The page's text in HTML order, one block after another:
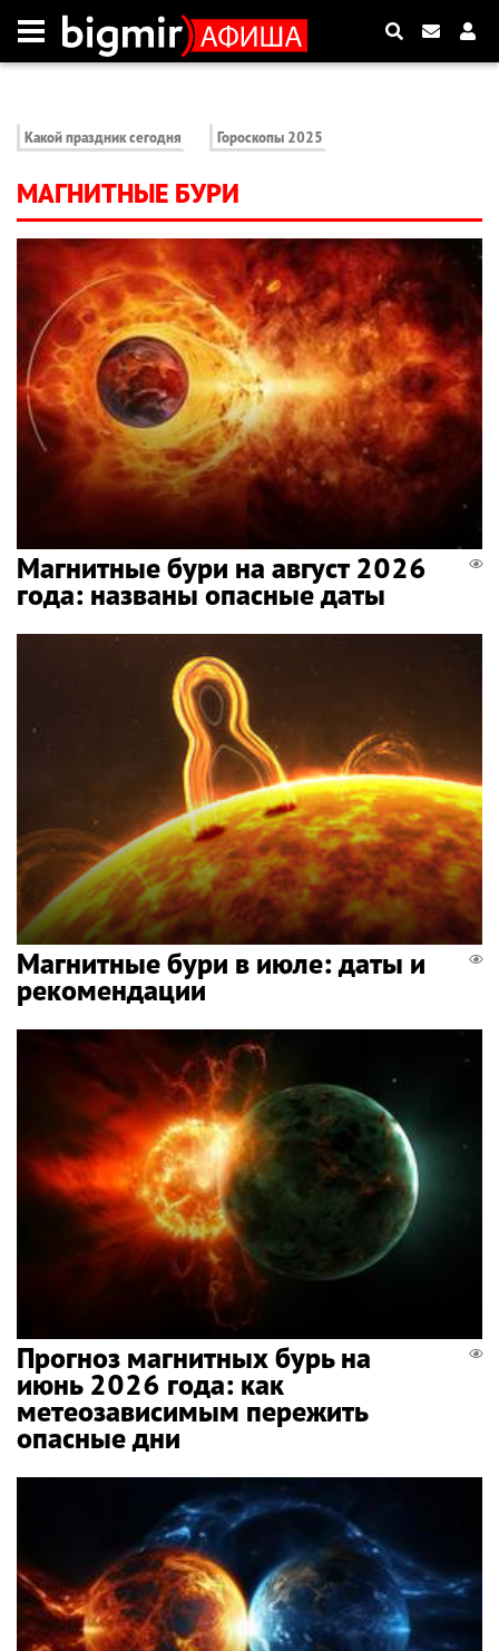
Какой праздник сегодня Гороскопы 2025
МАГНИТНЫЕ БУРИ
Магнитные бури на август 2026
года: названы опасные даты
Магнитные бури в июле: даты и
рекомендации
Прогноз магнитных бурь на
июнь 2026 года: как
метеозависимым пережить
опасные дни